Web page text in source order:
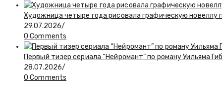
Художница четыре года рисовала графическую новеллу
29.07.2026/
0 Comments
Первый тизер сериала “Нейромант” по роману Уильяма
28.07.2026/
0 Comments